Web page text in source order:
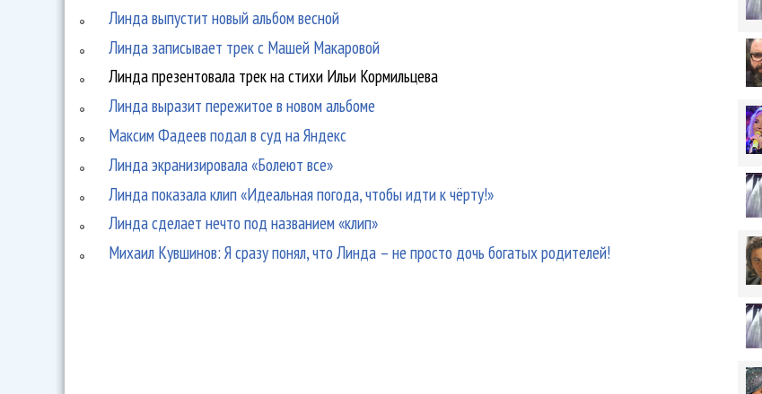
Линда выпустит новый альбом весной
Линда записывает трек с Машей Макаровой
Линда презентовала трек на стихи Ильи Кормильцева
Линда выразит пережитое в новом альбоме
Максим Фадеев подал в суд на Яндекс
Линда экранизировала «Болеют все»
Линда показала клип «Идеальная погода, чтобы идти к чёрту!»
Линда сделает нечто под названием «клип»
Михаил Кувшинов: Я сразу понял, что Линда – не просто дочь богатых родителей!